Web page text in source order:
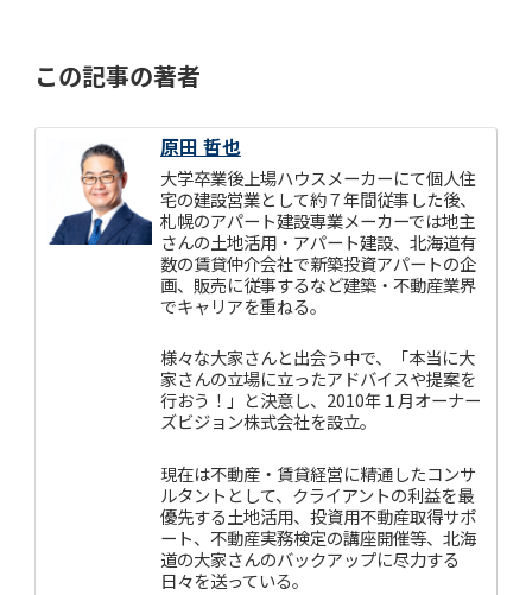
この記事の著者
原田 哲也
大学卒業後上場ハウスメーカーにて個人住
宅の建設営業として約７年間従事した後、
札幌のアパート建設専業メーカーでは地主
さんの土地活用・アパート建設、北海道有
数の賃貸仲介会社で新築投資アパートの企
画、販売に従事するなど建築・不動産業界
でキャリアを重ねる。
様々な大家さんと出会う中で、「本当に大
家さんの立場に立ったアドバイスや提案を
行おう！」と決意し、2010年１月オーナー
ズビジョン株式会社を設立。
現在は不動産・賃貸経営に精通したコンサ
ルタントとして、クライアントの利益を最
優先する土地活用、投資用不動産取得サポ
ート、不動産実務検定の講座開催等、北海
道の大家さんのバックアップに尽力する
日々を送っている。